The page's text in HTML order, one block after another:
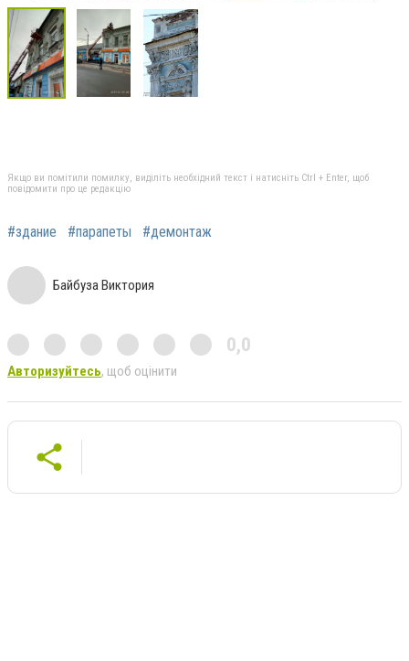
Якщо ви помітили помилку, виділіть необхідний текст і натисніть Ctrl + Enter, щоб
повідомити про це редакцію
#здание #парапеты #демонтаж
Байбуза Виктория
0,0
Авторизуйтесь, щоб оцінити